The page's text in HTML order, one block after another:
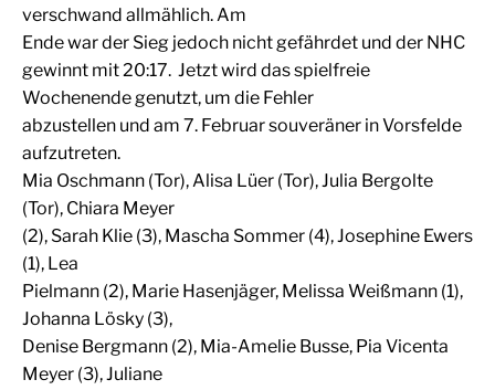
verschwand allmählich. Am
Ende war der Sieg jedoch nicht gefährdet und der NHC
gewinnt mit 20:17. Jetzt wird das spielfreie
Wochenende genutzt, um die Fehler
abzustellen und am 7. Februar souveräner in Vorsfelde
aufzutreten.
Mia Oschmann (Tor), Alisa Lüer (Tor), Julia Bergolte
(Tor), Chiara Meyer
(2), Sarah Klie (3), Mascha Sommer (4), Josephine Ewers
(1), Lea
Pielmann (2), Marie Hasenjäger, Melissa Weißmann (1),
Johanna Lösky (3),
Denise Bergmann (2), Mia-Amelie Busse, Pia Vicenta
Meyer (3), Juliane